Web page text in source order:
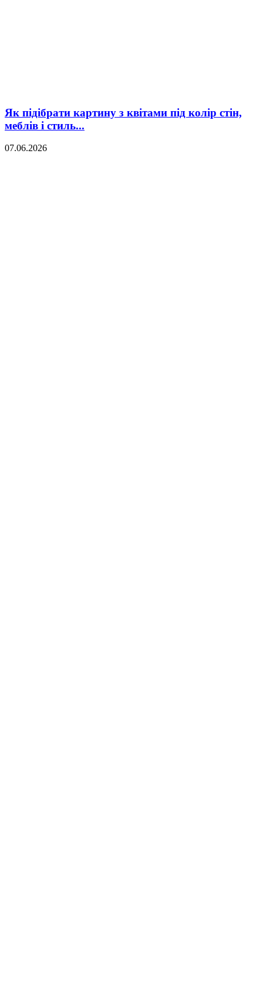
Як підібрати картину з квітами під колір стін,
меблів і стиль...
07.06.2026